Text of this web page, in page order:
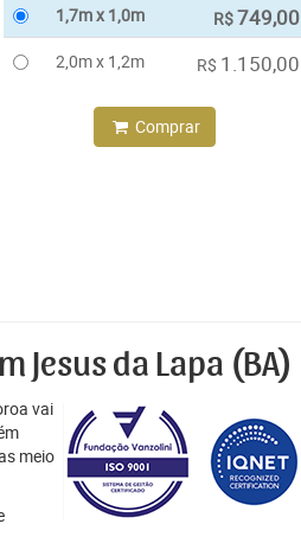
1,7m x 1,0m R$749,00
2,0m x 1,2m R$ 1.150,00
Comprar
Jesus da Lapa (BA)
vai
meio